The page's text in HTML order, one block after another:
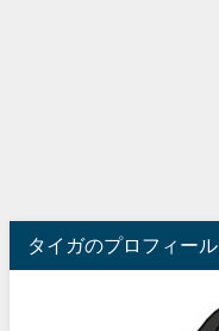
タイガのプロフィール